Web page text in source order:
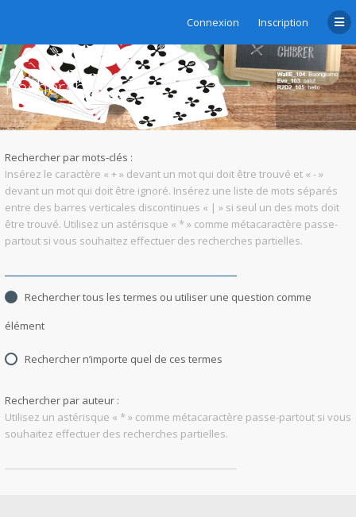
Connexion Inscription
Rechercher
Rechercher par mots-clés :
Insérez le caractère « + » devant un mot qui doit être trouvé et « - »
devant un mot qui doit être ignoré. Insérez une liste de mots séparés
entre des barres verticales discontinues « | » si seul un des mots doit
être trouvé. Utilisez un astérisque « * » comme métacaractère passe-
partout si vous souhaitez effectuer des recherches partielles.
Rechercher tous les termes ou utiliser une question comme
élément
Rechercher n’importe quel de ces termes
Rechercher par auteur :
Utilisez un astérisque « * » comme métacaractère passe-partout si vous
souhaitez effectuer des recherches partielles.